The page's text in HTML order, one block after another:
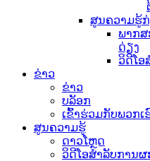
ສູນຄວາມຮູ້
ພາກສ
ດ່ຽງ
ວິດີໂອ
ຂ່າວ
ຂ່າວ
ບລັອກ
ເຂົ້າຮ່ວມກັບພວກເ
ສູນຄວາມຮູ້
ດາວໂຫຼດ
ວິດີໂອສຳລັບການ